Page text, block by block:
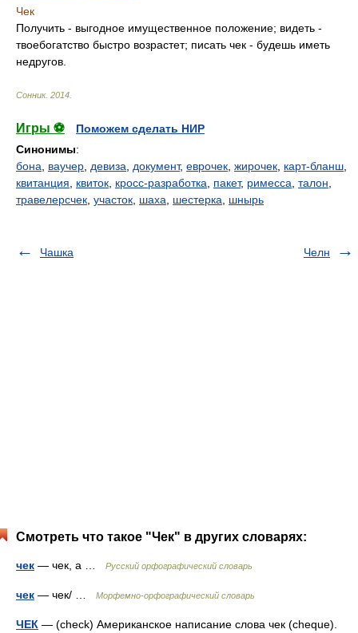
Чек
Получить - выгодное имущественное положение; видеть -
твоебогатство быстро возрастет; писать чек - будешь иметь
недругов.
Сонник. 2014
Игры ⚽
Поможем сделать НИР
Синонимы:
бона
ваучер девиза документ, еврочек жирочек карт-бланш
квитанция
квиток кросс-разработка пакет, римесса талон
травелерсчек участок шаха шестерка шнырь
Чашка Челн
Смотреть что такое "Чек" в других словарях:
чек — чек, а … Русский орфографический словарь
чек — чек/ … Морфемно-орфографический словарь
ЧЕК — (check) Американское написание слова чек (cheque).